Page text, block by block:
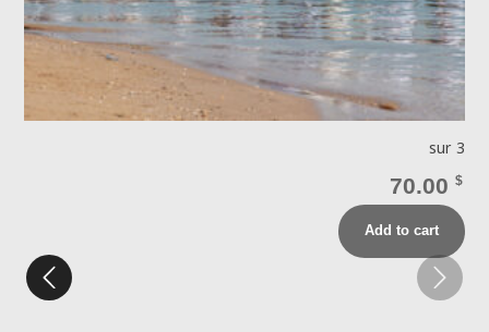
sur 3
70.00 $
Add to cart